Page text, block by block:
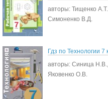
авторы: Тищенко
Симоненко В.Д.
Гдз по Технологии
авторы: Синица
Яковенко О.В.